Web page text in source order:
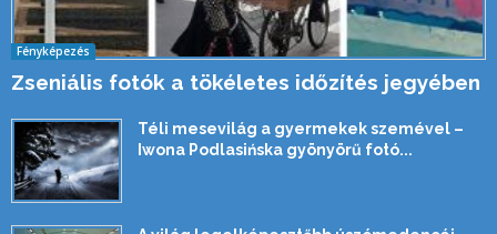
Fényképezés
Zseniális fotók a tökéletes időzítés jegyében
Téli mesevilág a gyermekek szemével –
Iwona Podlasińska gyönyörű fotó...